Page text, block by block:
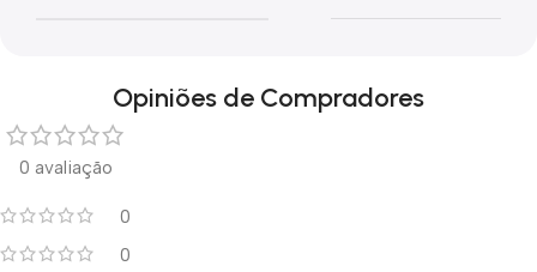
Opiniões de Compradores
0 avaliação
0
0